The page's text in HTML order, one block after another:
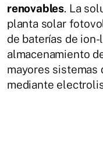
renovables. La
planta solar
de baterías de
almacenamiento
mayores sistemas
mediante